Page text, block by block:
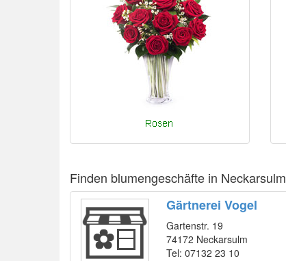
Finden blumengeschäfte in Neckarsulm
Gärtnerei Vogel
Gartenstr. 19
74172 Neckarsulm
Tel: 07132 23 10